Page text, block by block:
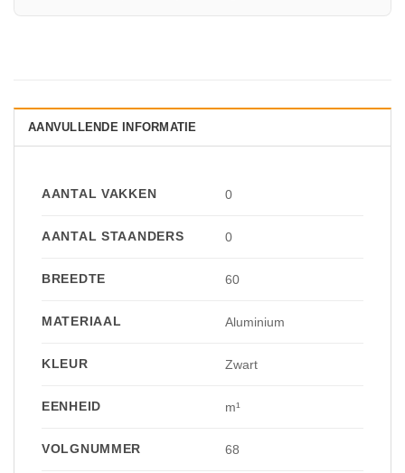
AANVULLENDE INFORMATIE
AANTAL VAKKEN 0
AANTAL STAANDERS 0
BREEDTE 60
MATERIAAL Aluminium
KLEUR Zwart
EENHEID m¹
VOLGNUMMER 68